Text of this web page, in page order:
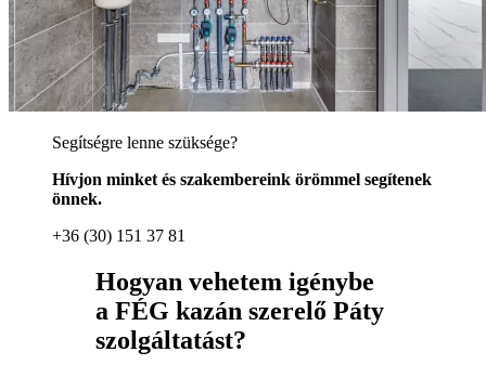
Segítségre lenne szüksége?
Hívjon minket és szakembereink örömmel segítenek
önnek.
+36 (30) 151 37 81
Hogyan vehetem igénybe
a FÉG kazán szerelő Páty
szolgáltatást?